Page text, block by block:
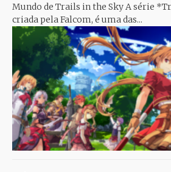
Mundo de Trails in the Sky A série
criada pela Falcom, é uma das...